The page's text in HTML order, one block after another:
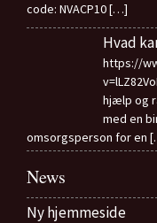
code: NVACP10[…]
Hvad
https://
hjælp og
med en
omsorgsperson for en
News
Ny hjemmeside